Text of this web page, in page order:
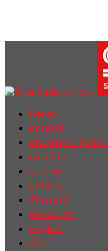
Home
ฮอตนิวส์
เศรษฐกิจ / ธุรกิจ
การเมือง
รายงาน
บทความ
สัมภาษณ์
ต่างประเทศ
english
อื่นๆ